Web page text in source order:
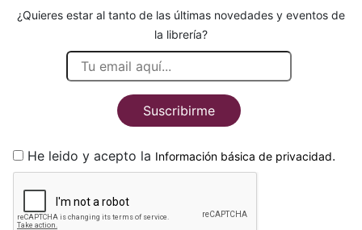
¿Quieres estar al tanto de las últimas novedades y eventos de
la librería?
Suscribirme
He leido y acepto la Información básica de privacidad.